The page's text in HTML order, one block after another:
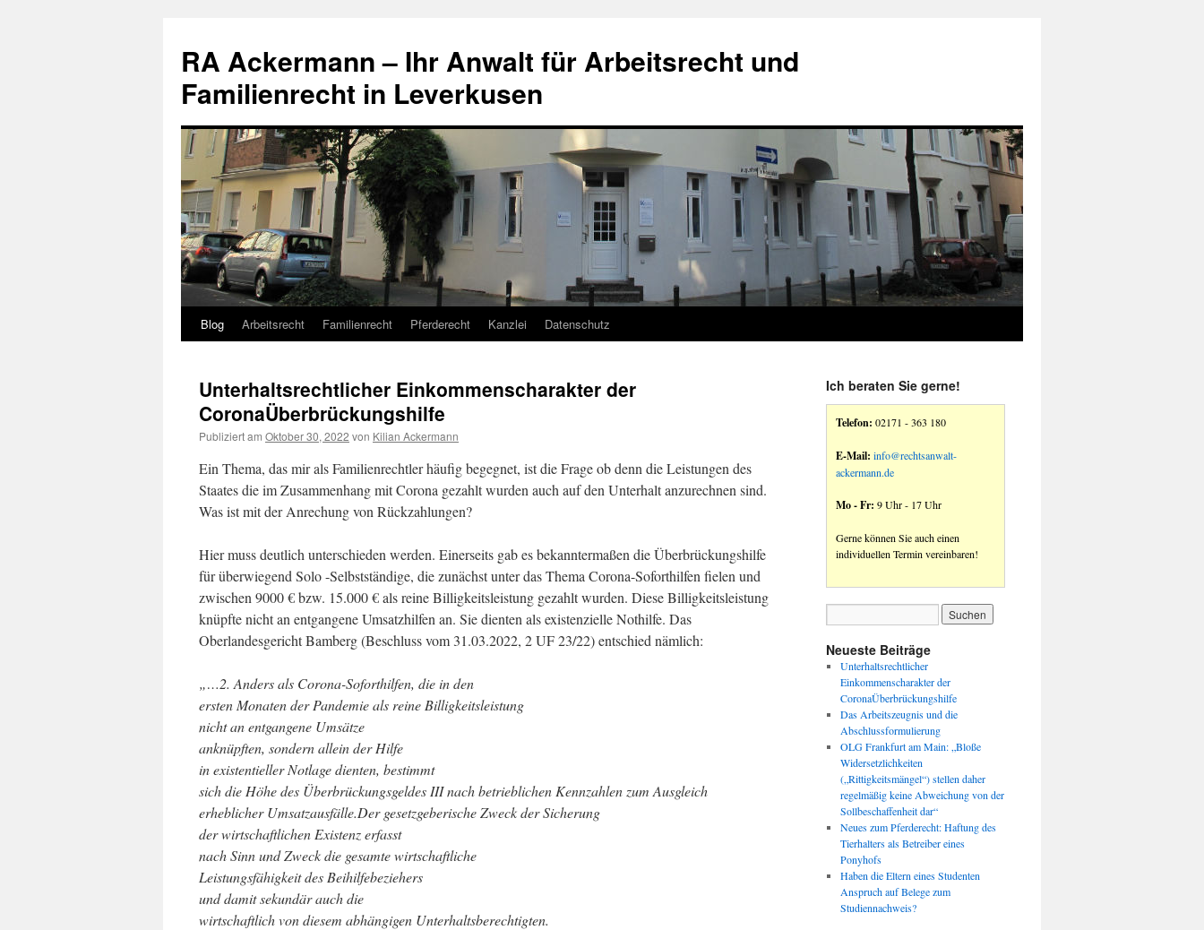
RA Ackermann – Ihr Anwalt für Arbeitsrecht und
Familienrecht in Leverkusen
Zum
springen
Blog Arbeitsrecht Familienrecht Pferderecht Kanzlei Datenschutz
Unterhaltsrechtlicher Einkommenscharakter der
CoronaÜberbrückungshilfe
Publiziert am Oktober 30, 2022 von Kilian Ackermann
Ein Thema, das mir als Familienrechtler häufig begegnet, ist die Frage ob denn die Leistungen des
Staates die im Zusammenhang mit Corona gezahlt wurden auch auf den Unterhalt anzurechnen sind.
Was ist mit der Anrechung von Rückzahlungen?
Hier muss deutlich unterschieden werden. Einerseits gab es bekanntermaßen die Überbrückungshilfe
für überwiegend Solo -Selbstständige, die zunächst unter das Thema Corona-Soforthilfen fielen und
zwischen 9000 € bzw. 15.000 € als reine Billigkeitsleistung gezahlt wurden. Diese Billigkeitsleistung
knüpfte nicht an entgangene Umsatzhilfen an. Sie dienten als existenzielle Nothilfe. Das
Oberlandesgericht Bamberg (Beschluss vom 31.03.2022, 2 UF 23/22) entschied nämlich:
„…2. Anders als Corona-Soforthilfen, die in den
ersten Monaten der Pandemie als reine Billigkeitsleistung
nicht an entgangene Umsätze
anknüpften, sondern allein der Hilfe
in existentieller Notlage dienten, bestimmt
sich die Höhe des Überbrückungsgeldes III nach betrieblichen Kennzahlen zum Ausgleich
erheblicher Umsatzausfälle.Der gesetzgeberische Zweck der Sicherung
der wirtschaftlichen Existenz erfasst
nach Sinn und Zweck die gesamte wirtschaftliche
Leistungsfähigkeit des Beihilfebeziehers
und damit sekundär auch die
wirtschaftlich von diesem abhängigen Unterhaltsberechtigten.
Ich beraten Sie gerne!
Telefon: 02171 - 363 180
E-Mail: info@rechtsanwalt-
ackermann.de
Mo - Fr: 9 Uhr - 17 Uhr
Gerne können Sie auch einen
individuellen Termin vereinbaren!
Neueste Beiträge
Unterhaltsrechtlicher
Einkommenscharakter der
CoronaÜberbrückungshilfe
Das Arbeitszeugnis und die
Abschlussformulierung
OLG Frankfurt am Main: „Bloße
Widersetzlichkeiten
(„Rittigkeitsmängel“) stellen daher
regelmäßig keine Abweichung von der
Sollbeschaffenheit dar“
Neues zum Pferderecht: Haftung des
Tierhalters als Betreiber eines
Ponyhofs
Haben die Eltern eines Studenten
Anspruch auf Belege zum
Studiennachweis?